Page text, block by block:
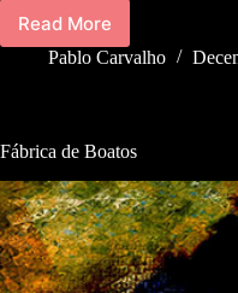
Read More
Pablo Carvalho
Fábrica de Boatos